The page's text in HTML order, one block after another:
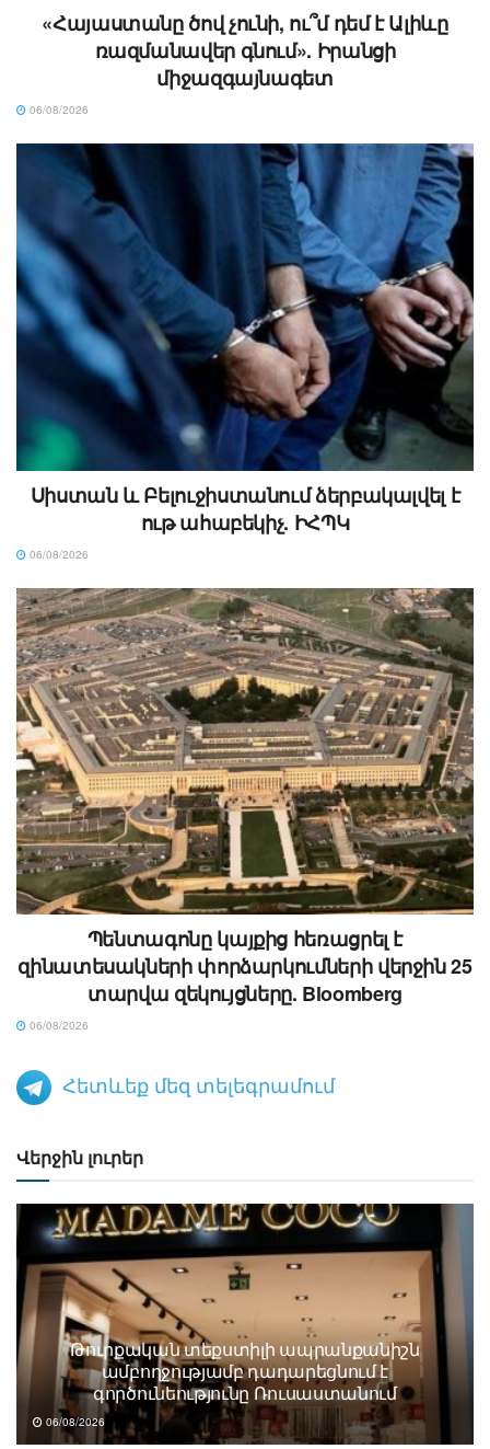
«Հայաստանը ծով չունի, ու՞մ դեմ է Ալիևը
ռազմանավեր գնում». Իրանցի
միջազգայնագետ
06/08/2026
Սիստան և Բելուջիստանում ձերբակալվել է
ութ ահաբեկիչ. ԻՀՊԿ
06/08/2026
Պենտագոնը կայքից հեռացրել է
զինատեսակների փորձարկումների վերջին 25
տարվա զեկույցները. Bloomberg
06/08/2026
Հետևեք մեզ տելեգրամում
Վերջին լուրեր
Թուրքական տեքստիլի ապրանքանիշն
ամբողջությամբ դադարեցնում է
գործունեությունը Ռուսաստանում
06/08/2026